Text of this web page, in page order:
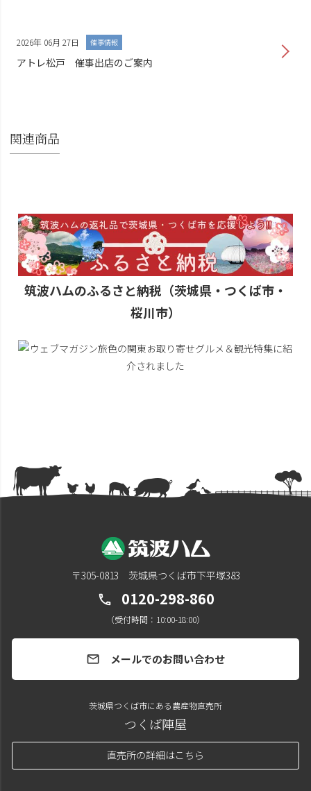
2026年 06月 27日 催事情報
アトレ松戸 催事出店のご案内
関連商品
筑波ハムのふるさと納税（茨城県・つくば市・
桜川市）
〒305-0813 茨城県つくば市下平塚383
call 0120-298-860
（受付時間：10:00-18:00）
mail メールでのお問い合わせ
茨城県つくば市にある農産物直売所
つくば陣屋
直売所の詳細はこちら